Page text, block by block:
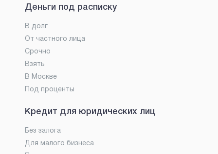
Деньги под расписку
В долг
От частного лица
Срочно
Взять
В Москве
Под проценты
Кредит для юридических лиц
Без залога
Для малого бизнеса